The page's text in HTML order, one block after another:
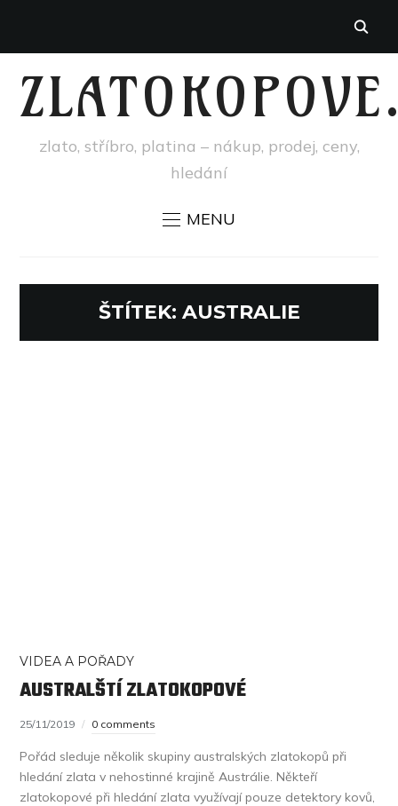
zlato, stříbro, platina – nákup, prodej, ceny,
hledání
MENU
ŠTÍTEK: AUSTRALIE
VIDEA A POŘADY
AUSTRALŠTÍ ZLATOKOPOVÉ
25/11/2019 0 comments
Pořád sleduje několik skupiny australských zlatokopů při
hledání zlata v nehostinné krajině Austrálie. Někteří
zlatokopové při hledání zlata využívají pouze detektory kovů,